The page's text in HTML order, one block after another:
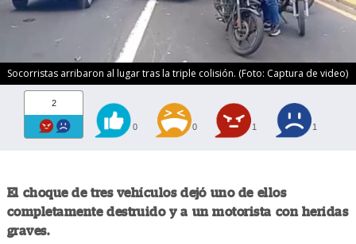
Socorristas arribaron al lugar tras la triple colisión. (Foto: Captura de video)
2
0 0 1 1
El choque de tres vehículos dejó uno de ellos
completamente destruido y a un motorista con heridas
graves.